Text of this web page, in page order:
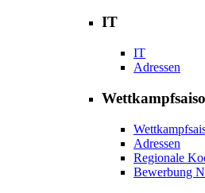
IT
IT
Adressen
Adressen
Regionale
Bewerbung